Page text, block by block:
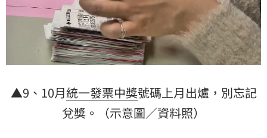
▲9、10月統一發票中獎號碼上月出爐，別忘記
兌獎。（示意圖／資料照）